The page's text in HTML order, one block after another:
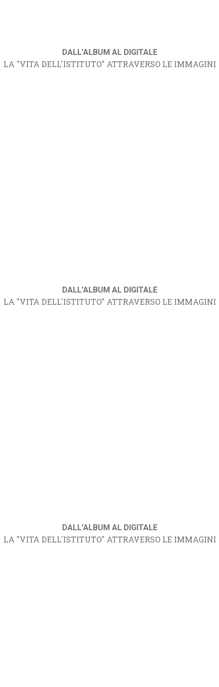
DALL'ALBUM AL DIGITALE
LA "VITA DELL'ISTITUTO" ATTRAVERSO LE IMMAGINI
DALL'ALBUM AL DIGITALE
LA "VITA DELL'ISTITUTO" ATTRAVERSO LE IMMAGINI
DALL'ALBUM AL DIGITALE
LA "VITA DELL'ISTITUTO" ATTRAVERSO LE IMMAGINI